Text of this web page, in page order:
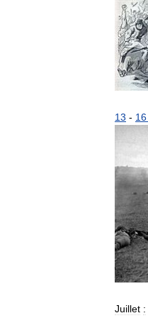
13 - 16
Juillet :